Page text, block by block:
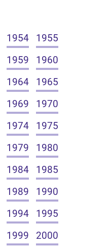
1954
1955
1959
1960
1964
1965
1969
1970
1974
1975
1979
1980
1984
1985
1989
1990
1994
1995
1999
2000